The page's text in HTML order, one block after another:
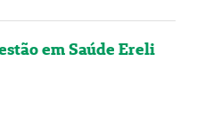
em Saúde Ereli